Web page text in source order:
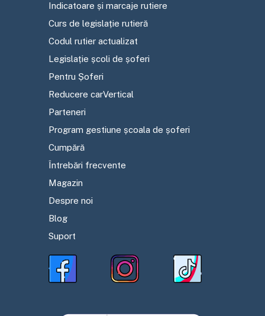
Indicatoare și marcaje rutiere
Curs de legislație rutieră
Codul rutier actualizat
Legislație școli de șoferi
Pentru Șoferi
Reducere carVertical
Parteneri
Program gestiune școala de șoferi
Cumpără
Întrebări frecvente
Magazin
Despre noi
Blog
Suport